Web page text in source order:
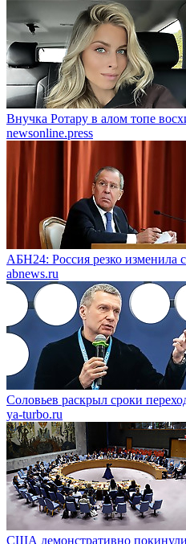
Внучка Ротару в алом топе
newsonline.press
АБН24: Россия резко
abnews.ru
Соловьев раскрыл сроки
ya-turbo.ru
США демонстративно